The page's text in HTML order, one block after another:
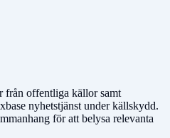
från offentliga källor samt
nyhetstjänst under källskydd.
för att belysa relevanta